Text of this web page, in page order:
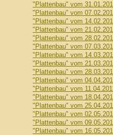
"Plattenbau" vom
"Plattenbau" vom
"Plattenbau" vom
"Plattenbau" vom
"Plattenbau" vom
"Plattenbau" vom
"Plattenbau" vom
"Plattenbau" vom
"Plattenbau" vom
"Plattenbau" vom
"Plattenbau" vom
"Plattenbau" vom
"Plattenbau" vom
"Plattenbau" vom
"Plattenbau" vom
"Plattenbau" vom